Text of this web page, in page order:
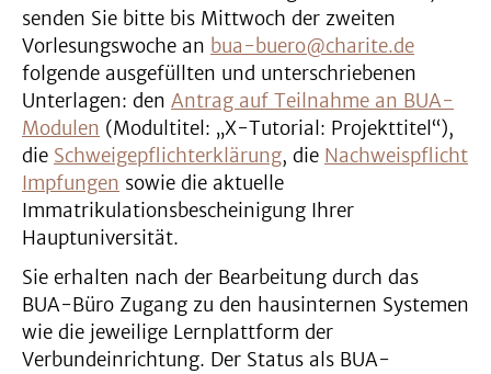
senden Sie bitte bis Mittwoch der zweiten
Vorlesungswoche an bua-buero@charite.de
folgende ausgefüllten und unterschriebenen
Unterlagen: den Antrag auf Teilnahme an BUA-
Modulen (Modultitel: „X-Tutorial: Projekttitel“),
die Schweigepflichterklärung, die Nachweispflicht
Impfungen sowie die aktuelle
Immatrikulationsbescheinigung Ihrer
Hauptuniversität.
Sie erhalten nach der Bearbeitung durch das
BUA-Büro Zugang zu den hausinternen Systemen
wie die jeweilige Lernplattform der
Verbundeinrichtung. Der Status als BUA-